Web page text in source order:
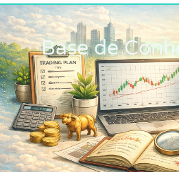
Base de